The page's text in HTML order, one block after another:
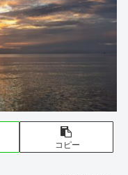
コピー